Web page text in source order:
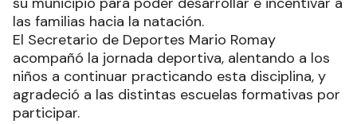
las familias hacia la natación.
El Secretario de Deportes Mario Romay
acompañó la jornada deportiva, alentando a los
niños a continuar practicando esta disciplina, y
agradeció a las distintas escuelas formativas por
participar.